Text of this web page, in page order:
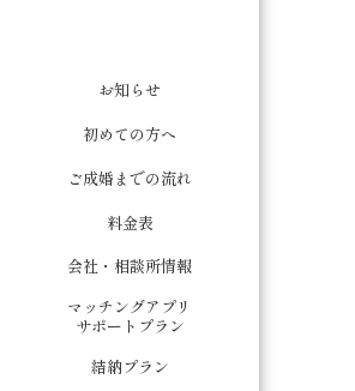
お知らせ
初めての方へ
ご成婚までの流れ
料金表
会社・相談所情報
マッチングアプリ
サポートプラン
結納プラン